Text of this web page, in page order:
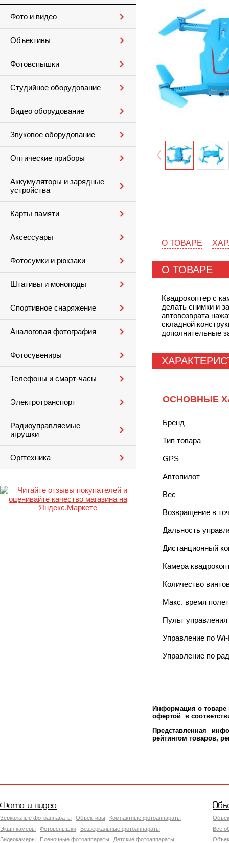
Фото и видео
Объективы
Фотовспышки
Студийное оборудование
Видео оборудование
Звуковое оборудование
Оптические приборы
Аккумуляторы и зарядные
устройства
Карты памяти
Аксессуары
Фотосумки и рюкзаки
Штативы и моноподы
Спортивное снаряжение
Аналоговая фотография
Фотосувениры
Телефоны и смарт-часы
Электротранспорт
Радиоуправляемые
игрушки
Оргтехника
О ТОВАРЕ
О ТОВАРЕ
Квадрокоптер с
делать снимки и
автовозврата
складной
дополнительные
ОСНОВНЫЕ
Бренд
Тип товара
GPS
Автопилот
Вес
Возвращение в
Дальность
Дистанционный
Камера
Количество
Макс. время
Пульт
Управление по
Управление по
Информация о товаре
офертой в
Представленная
рейтингом товаров,
Фото и видео
Зеркальные фотоаппараты Объективы
Компактные фотоаппараты
Экшн камеры
Фотовспышки
Беззеркальные фотоаппараты
Видеокамеры
Пленочные фотоаппараты
Детские фотоаппараты
Все